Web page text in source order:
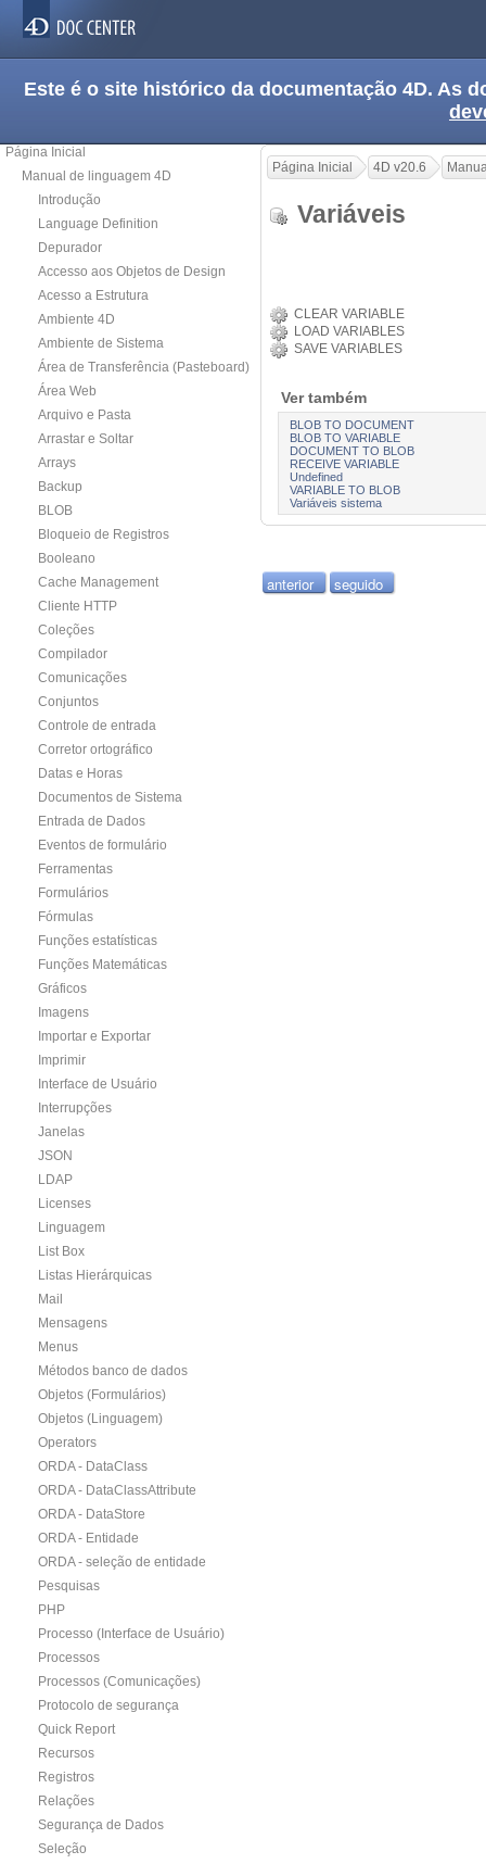
Este é o site histórico da documentação 4D. As
Página Inicial
Manual de linguagem 4D
Introdução
Language Definition
Depurador
Accesso aos Objetos de Design
Acesso a Estrutura
Ambiente 4D
Ambiente de Sistema
Área de Transferência (Pasteboard)
Área Web
Arquivo e Pasta
Arrastar e Soltar
Arrays
Backup
BLOB
Bloqueio de Registros
Booleano
Cache Management
Cliente HTTP
Coleções
Compilador
Comunicações
Conjuntos
Controle de entrada
Corretor ortográfico
Datas e Horas
Documentos de Sistema
Entrada de Dados
Eventos de formulário
Ferramentas
Formulários
Fórmulas
Funções estatísticas
Funções Matemáticas
Gráficos
Imagens
Importar e Exportar
Imprimir
Interface de Usuário
Interrupções
Janelas
JSON
LDAP
Licenses
Linguagem
List Box
Listas Hierárquicas
Mail
Mensagens
Menus
Métodos banco de dados
Objetos (Formulários)
Objetos (Linguagem)
Operators
ORDA - DataClass
ORDA - DataClassAttribute
ORDA - DataStore
ORDA - Entidade
ORDA - seleção de entidade
Pesquisas
PHP
Processo (Interface de Usuário)
Processos
Processos (Comunicações)
Protocolo de segurança
Quick Report
Recursos
Registros
Relações
Segurança de Dados
Seleção
Página Inicial 4D v20.6
Variáveis
CLEAR VARIABLE
LOAD VARIABLES
SAVE VARIABLES
Ver também
BLOB TO DOCUMENT
BLOB TO VARIABLE
DOCUMENT TO BLOB
RECEIVE VARIABLE
Undefined
VARIABLE TO BLOB
Variáveis sistema
anterior seguido